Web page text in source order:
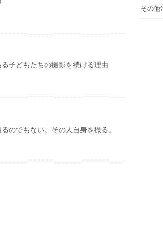
子どもたちの撮影を続ける理由
のでもない。その人自身を撮る。
その他